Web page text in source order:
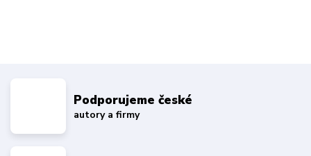
Podporujeme české
autory a firmy